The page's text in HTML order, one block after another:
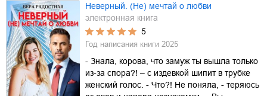
Неверный. (Не) мечтай о любви
электронная книга
5
Год написания книги 2025
- Знала, корова, что замуж ты вышла только
из-за спора?! – с издевкой шипит в трубке
женский голос. - Что?! Не поняла, - теряюсь